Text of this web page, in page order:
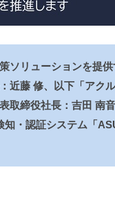
ソリューションを提
近藤 修、以下「アク
取締役社長：吉田 南
・認証システム「